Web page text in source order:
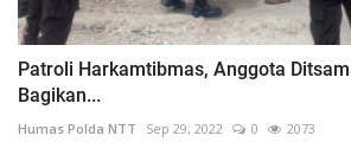
Patroli Harkamtibmas, Anggota
Bagikan...
Humas Polda NTT Sep 29, 2022 0 2073